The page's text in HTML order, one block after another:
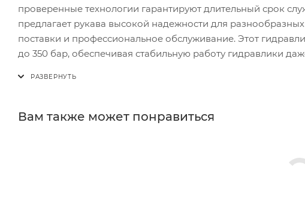
проверенные технологии гарантируют длительный срок
предлагает рукава высокой надежности для
поставки и профессиональное обслуживание. Этот
до 350 бар, обеспечивая стабильную работу гидравлики
Вам также может понравиться